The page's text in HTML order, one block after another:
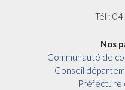
Tél :
Nos
Communauté de
Conseil
Préfecture